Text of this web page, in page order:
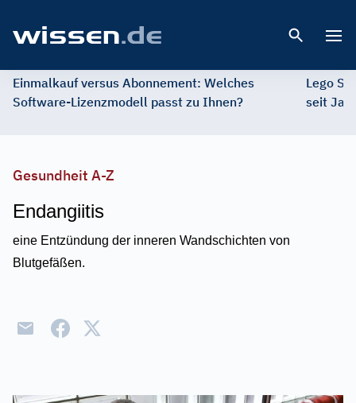
Einmalkauf versus Abonnement: Welches
Software-Lizenzmodell passt zu Ihnen?
Lego
seit
Gesundheit A-Z
Endangiitis
eine Entzündung der inneren Wandschichten von
Blutgefäßen.